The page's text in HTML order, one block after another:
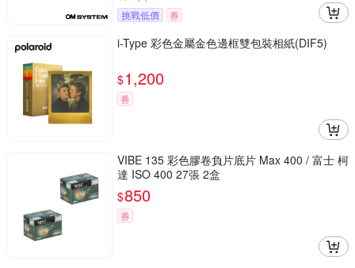
挑戰低價 券
i-Type 彩色金屬金色邊框雙包裝相紙(DIF5)
$1,200
券
VIBE 135 彩色膠卷負片底片 Max 400 / 富士 柯
達 ISO 400 27張 2盒
$850
券